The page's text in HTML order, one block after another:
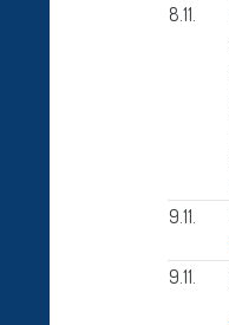
8.11.
9.11.
9.11.